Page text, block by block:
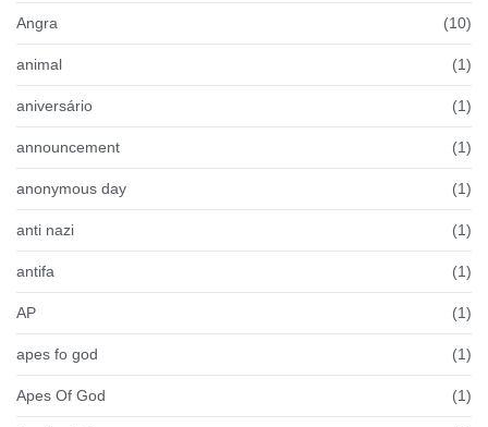
Angra (10)
animal (1)
aniversário (1)
announcement (1)
anonymous day (1)
anti nazi (1)
antifa (1)
AP (1)
apes fo god (1)
Apes Of God (1)